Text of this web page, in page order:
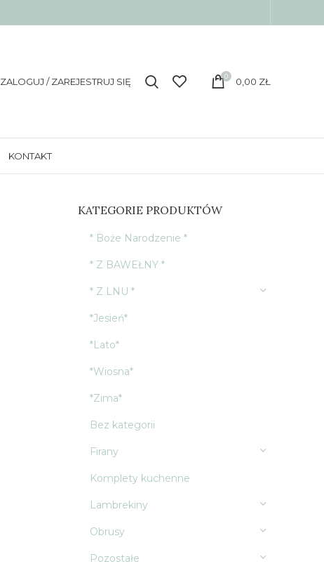
ZALOGUJ / ZAREJESTRUJ SIĘ 0 0,00 ZŁ
KONTAKT
KATEGORIE PRODUKTÓW
* Boże Narodzenie *
* Z BAWEŁNY *
* Z LNU *
*Jesień*
*Lato*
*Wiosna*
*Zima*
Bez kategorii
Firany
Komplety kuchenne
Lambrekiny
Obrusy
Pozostałe